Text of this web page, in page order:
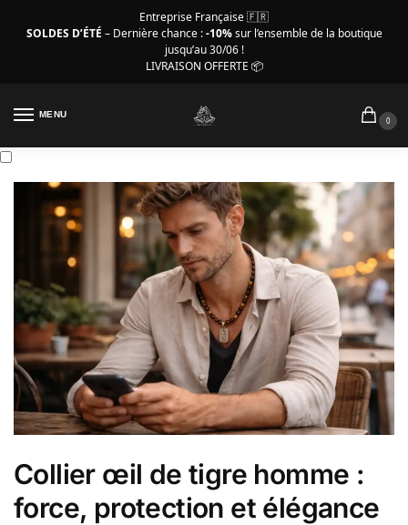
Entreprise Française 🇫🇷
SOLDES D’ÉTÉ – Dernière chance :-10%sur l’ensemble de la boutique
jusqu’au 30/06 !
LIVRAISON OFFERTE 📦
MENU
0
Collier œil de tigre homme :
force, protection et élégance